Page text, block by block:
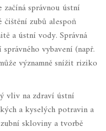
správnou ústní
zubů alespoň
a ústní vody. Správná
vybavení (např.
významně snížit riziko
vliv na zdraví ústní
a kyselých potravin a
skloviny a tvorbě